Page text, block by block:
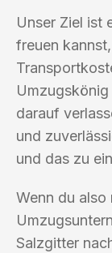
Unser Ziel ist
freuen
darauf
und
und das zu
Wenn du also
Salzgitter